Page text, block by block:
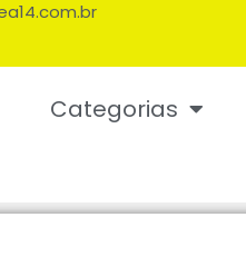
Categorias